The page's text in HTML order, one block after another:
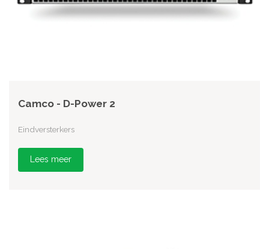
Camco - D-Power 2
Eindversterkers
Lees meer